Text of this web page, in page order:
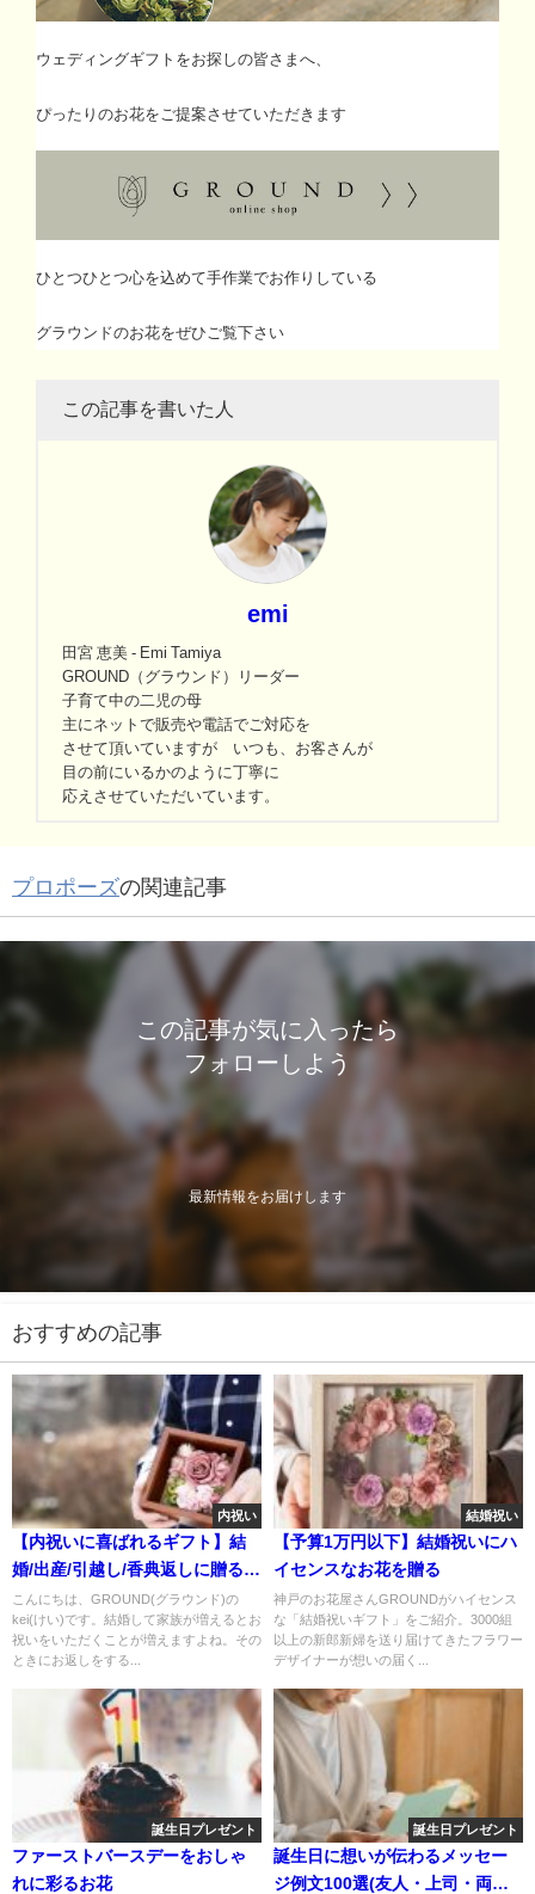
ウェディングギフトをお探しの皆さまへ、
ぴったりのお花をご提案させていただきます
ひとつひとつ心を込めて手作業でお作りしている
グラウンドのお花をぜひご覧下さい
この記事を書いた人
emi
田宮 恵美 - Emi Tamiya
GROUND（グラウンド）リーダー
子育て中の二児の母
主にネットで販売や電話でご対応を
させて頂いていますが いつも、お客さんが
目の前にいるかのように丁寧に
応えさせていただいています。
プロポーズの関連記事
この記事が気に入ったら
フォローしよう
最新情報をお届けします
おすすめの記事
内祝い
【内祝いに喜ばれるギフト】結
婚/出産/引越し/香典返しに贈るお
しゃれなお花
こんにちは、GROUND(グラウンド)の
kei(けい)です。結婚して家族が増えるとお
祝いをいただくことが増えますよね。その
ときにお返しをする...
結婚祝い
【予算1万円以下】結婚祝いにハ
イセンスなお花を贈る
神戸のお花屋さんGROUNDがハイセンス
な「結婚祝いギフト」をご紹介。3000組
以上の新郎新婦を送り届けてきたフラワー
デザイナーが想いの届く...
誕生日プレゼント
ファーストバースデーをおしゃ
れに彩るお花
誕生日プレゼント
誕生日に想いが伝わるメッセー
ジ例文100選(友人・上司・両